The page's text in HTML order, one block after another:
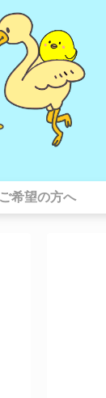
希望の方へ